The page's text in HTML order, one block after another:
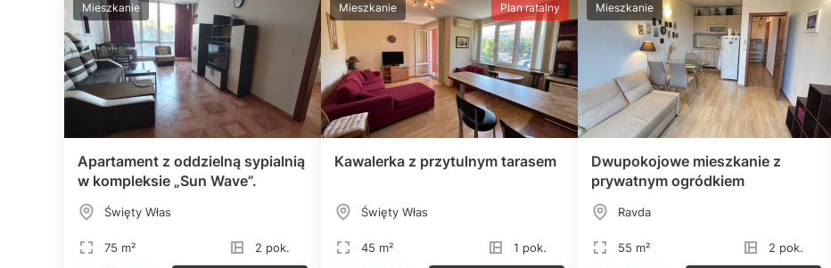
Mieszkanie
Apartament z oddzielną sypialnią
w kompleksie „Sun Wave”.
Święty Włas
75 m² 2 pok.
Mieszkanie Plan ratalny
Kawalerka z przytulnym tarasem
Święty Włas
45 m² 1 pok.
Mieszkanie
Dwupokojowe mieszkanie z
prywatnym ogródkiem
Ravda
55 m² 2 pok.